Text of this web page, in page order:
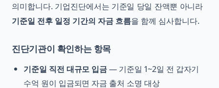
의미합니다. 기업진단에서는 기준일 당일 잔액뿐 아니라
기준일 전후 일정 기간의 자금 흐름을 함께 심사합니다.
진단기관이 확인하는 항목
기준일 직전 대규모 입금— 기준일 1~2일 전 갑자기
수억 원이 입금되면 자금 출처 소명 대상